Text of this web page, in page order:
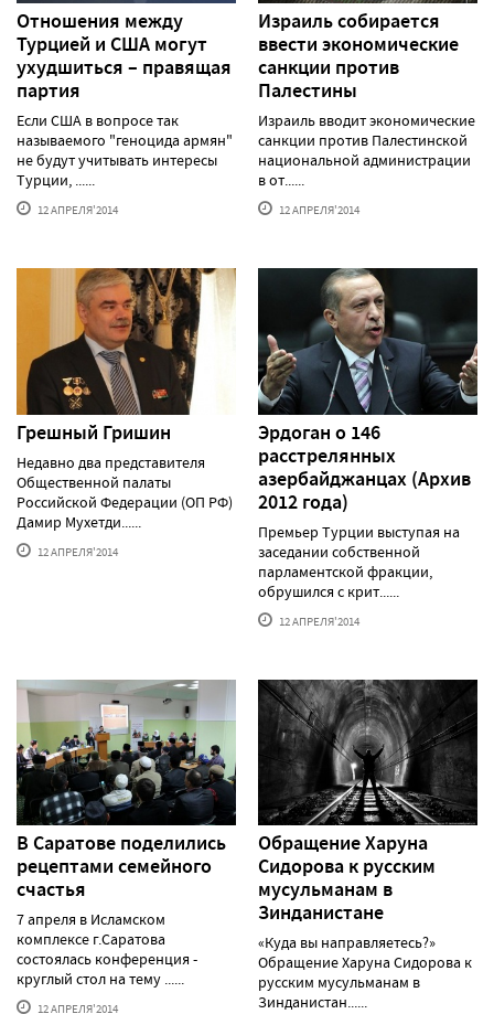
Отношения между
Турцией и США могут
ухудшиться – правящая
партия
Если США в вопросе так
называемого "геноцида армян"
не будут учитывать интересы
Турции, ......
12 АПРЕЛЯ'2014
Израиль собирается
ввести экономические
санкции против
Палестины
Израиль вводит экономические
санкции против Палестинской
национальной администрации
в от......
12 АПРЕЛЯ'2014
Грешный Гришин
Недавно два представителя
Общественной палаты
Российской Федерации (ОП РФ)
Дамир Мухетди......
12 АПРЕЛЯ'2014
Эрдоган о 146
расстрелянных
азербайджанцах (Архив
2012 года)
Премьер Турции выступая на
заседании собственной
парламентской фракции,
обрушился с крит......
12 АПРЕЛЯ'2014
В Саратове поделились
рецептами семейного
счастья
7 апреля в Исламском
комплексе г.Саратова
состоялась конференция -
круглый стол на тему ......
12 АПРЕЛЯ'2014
Обращение Харуна
Сидорова к русским
мусульманам в
Зинданистане
«Куда вы направляетесь?»
Обращение Харуна Сидорова к
русским мусульманам в
Зинданистан......